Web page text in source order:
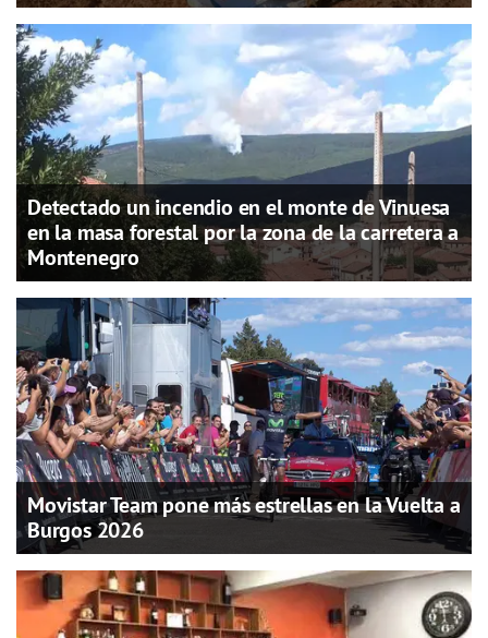
Detectado un incendio en el monte de Vinuesa
en la masa forestal por la zona de la carretera a
Montenegro
Movistar Team pone más estrellas en la Vuelta a
Burgos 2026